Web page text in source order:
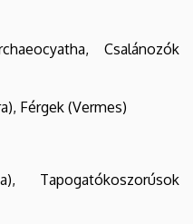
Csalánozók
Férgek (Vermes)
Tapogatókoszorúsok